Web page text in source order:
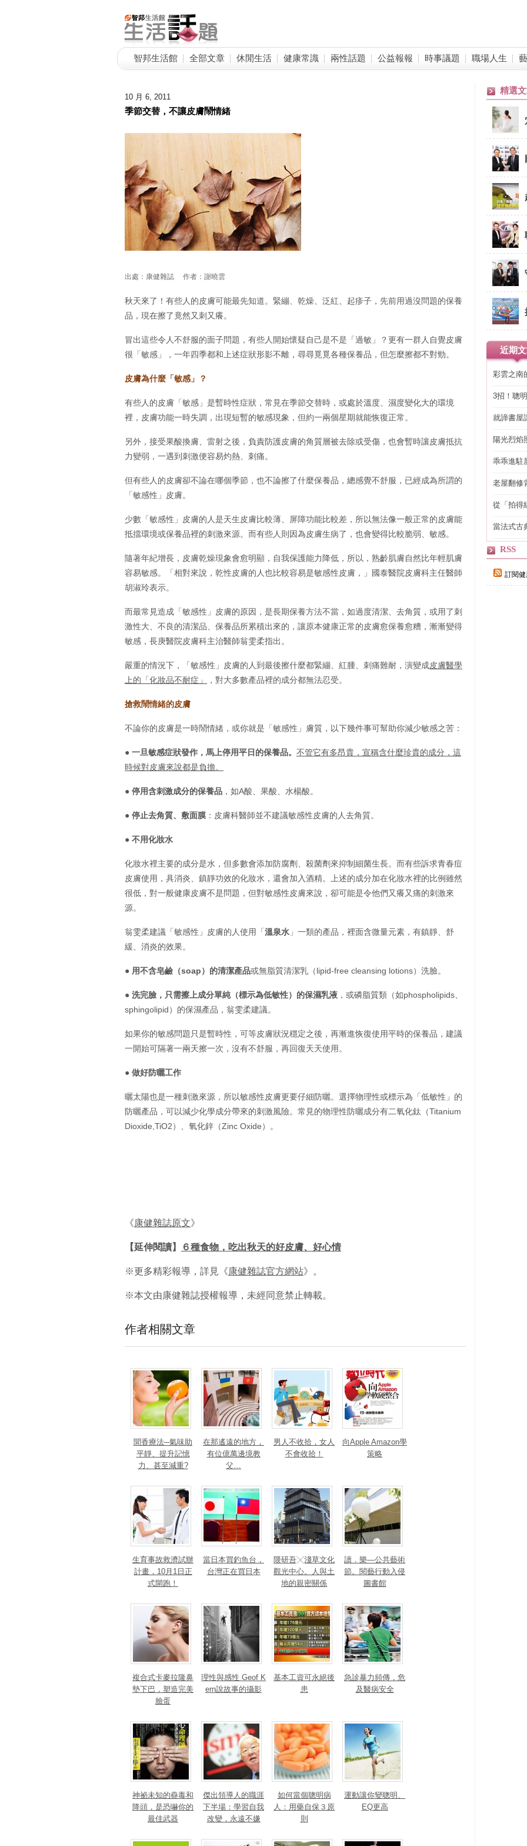
智邦生活館 全部文章 休閒生活 健康常識 兩性話題 公益報報 時事議題 職場人生
10 月 6, 2011
季節交替，不讓皮膚鬧情緒
出處：康健雜誌 作者：謝曉雲
秋天來了！有些人的皮膚可能最先知道。緊繃、乾燥、泛紅、起疹子，先前用過沒問題的保養
品，現在擦了竟然又刺又癢。
冒出這些令人不舒服的面子問題，有些人開始懷疑自己是不是「過敏」？更有一群人自覺皮膚
很「敏感」，一年四季都和上述症狀形影不離，尋尋覓覓各種保養品，但怎麼擦都不對勁。
皮膚為什麼「敏感」？
有些人的皮膚「敏感」是暫時性症狀，常見在季節交替時，或處於溫度、濕度變化大的環境
裡，皮膚功能一時失調，出現短暫的敏感現象，但約一兩個星期就能恢復正常。
另外，接受果酸換膚、雷射之後，負責防護皮膚的角質層被去除或受傷，也會暫時讓皮膚抵抗
力變弱，一遇到刺激便容易灼熱、刺痛。
但有些人的皮膚卻不論在哪個季節，也不論擦了什麼保養品，總感覺不舒服，已經成為所謂的
「敏感性」皮膚。
少數「敏感性」皮膚的人是天生皮膚比較薄、屏障功能比較差，所以無法像一般正常的皮膚能
抵擋環境或保養品裡的刺激來源。而有些人則因為皮膚生病了，也會變得比較脆弱、敏感。
隨著年紀增長，皮膚乾燥現象會愈明顯，自我保護能力降低，所以，熟齡肌膚自然比年輕肌膚
容易敏感。「相對來說，乾性皮膚的人也比較容易是敏感性皮膚，」國泰醫院皮膚科主任醫師
胡淑玲表示。
而最常見造成「敏感性」皮膚的原因，是長期保養方法不當，如過度清潔、去角質，或用了刺
激性大、不良的清潔品、保養品所累積出來的，讓原本健康正常的皮膚愈保養愈糟，漸漸變得
敏感，長庚醫院皮膚科主治醫師翁雯柔指出。
嚴重的情況下，「敏感性」皮膚的人到最後擦什麼都緊繃、紅腫、刺痛難耐，演變成皮膚醫學
上的「化妝品不耐症」
，對大多數產品裡的成分都無法忍受。
搶救鬧情緒的皮膚
不論你的皮膚是一時鬧情緒，或你就是「敏感性」膚質，以下幾件事可幫助你減少敏感之苦：
● 一旦敏感症狀發作，馬上停用平日的保養品。 不管它有多昂貴，宣稱含什麼珍貴的成分，這
時候對皮膚來說都是負擔。
● 停用含刺激成分的保養品 ，如A酸、果酸、水楊酸。
● 停止去角質、敷面膜 ：皮膚科醫師並不建議敏感性皮膚的人去角質。
● 不用化妝水
化妝水裡主要的成分是水，但多數會添加防腐劑、殺菌劑來抑制細菌生長。而有些訴求青春痘
皮膚使用，具消炎、鎮靜功效的化妝水，還會加入酒精。 上述的成分加在化妝水裡的比例雖然
很低，對一般健康皮膚不是問題，但對敏感性皮膚來說，卻可能是令他們又癢又痛的刺激來
源。
翁雯柔建議「敏感性」皮膚的人使用「 溫泉水 」一類的產品，裡面含微量元素，有鎮靜、舒
緩、消炎的效果。
● 用不含皂鹼（soap）的清潔產品或無脂質清潔乳（lipid-free cleansing lotions）洗臉。
● 洗完臉，只需擦上成分單純（標示為低敏性）的保濕乳液 ，或磷脂質類（如phospholipids、
sphingolipid）的保濕產品，翁雯柔建議。
如果你的敏感問題只是暫時性，可等皮膚狀況穩定之後，再漸進恢復使用平時的保養品，建議
一開始可隔著一兩天擦一次，沒有不舒服，再回復天天使用。
● 做好防曬工作
曬太陽也是一種刺激來源，所以敏感性皮膚更要仔細防曬。選擇物理性或標示為「低敏性」的
防曬產品，可以減少化學成分帶來的刺激風險。常見的物理性防曬成分有二氧化鈦（Titanium
Dioxide,TiO2）、氧化鋅（Zinc Oxide）。
《康健雜誌原文》
【延伸閱讀】 ６種食物，吃出秋天的好皮膚、好心情
※更多精彩報導，詳見《康健雜誌官方網站》。
※本文由康健雜誌授權報導，未經同意禁止轉載。
作者相關文章
聞香療法─氣味助
平靜、提升記憶
力、甚至減重?
在那遙遠的地方，
有位億萬邊境教
父…
男人不收拾，女人
不會收拾！
向Apple Amazon學
策略
生育事故救濟試辦
計畫，10月1日正
式開跑！
當日本買釣魚台，
台灣正在買日本
隈研吾╳淺草文化
觀光中心。人與土
地的親密關係
讀．樂—公共藝術
節。閱藝行動入侵
圖書館
複合式卡麥拉隆鼻
墊下巴，塑造完美
臉蛋
理性與感性 Geof K
ern說故事的攝影
基本工資可永絕後
患
急診暴力頻傳，危
及醫病安全
神祕未知的蠱毒和
降頭，是恐嚇你的
最佳武器
傑出領導人的職涯
下半場：學習自我
改變，永遠不嫌
如何當個聰明病
人：用藥自保３原
則
運動讓你變聰明、
EQ更高
精選
近期
彩雲之南
3招！聰
就諦書屋
陽光烈焰
乖乖進駐
老屋翻修
從「拍得
當法式古
RSS
訂閱